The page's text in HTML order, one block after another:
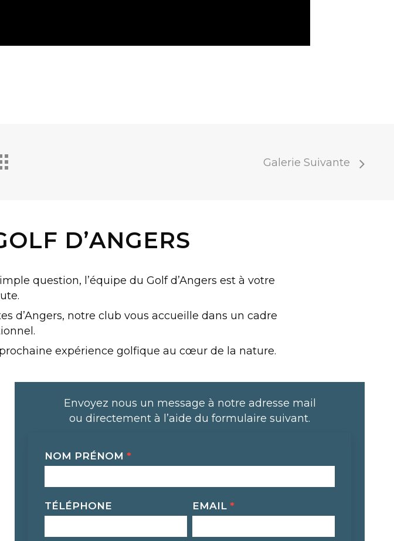
Galerie Suivante
D’ANGERS
question, l’équipe du Golf d’Angers est à votre
d’Angers, notre club vous accueille dans un cadre
expérience golfique au cœur de la nature.
Envoyez nous un message à notre adresse mail
ou directement à l’aide du formulaire suivant.
Contact
NOM PRÉNOM *
TÉLÉPHONE EMAIL*